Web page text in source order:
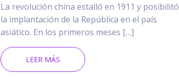
La revolución china estalló en 1911 y posibilitó
la implantación de la República en el país
asiático. En los primeros meses […]
LEER MÁS